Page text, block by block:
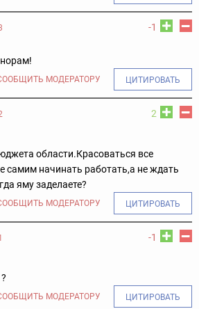
-1
МОДЕРАТОРУ ЦИТИРОВАТЬ
2
области.Красоваться все
самим начинать работать,а не ждать
яму заделаете?
МОДЕРАТОРУ ЦИТИРОВАТЬ
-1
МОДЕРАТОРУ ЦИТИРОВАТЬ